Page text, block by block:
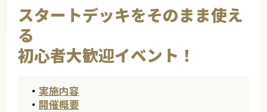
スタートデッキをそのまま使え
る
初心者大歓迎イベント！
・ 実施内容
・ 開催概要